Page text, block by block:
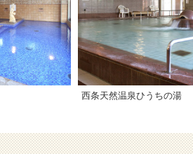
西条天然温泉ひうちの湯